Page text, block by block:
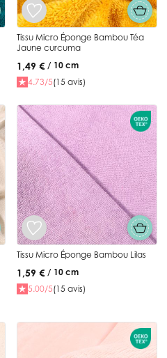
Tissu Micro Éponge Bambou Téa
Jaune curcuma
1,49 € / 10 cm
4.73/5(15 avis)
Tissu Micro Éponge Bambou Lilas
1,59 € / 10 cm
5.00/5(15 avis)